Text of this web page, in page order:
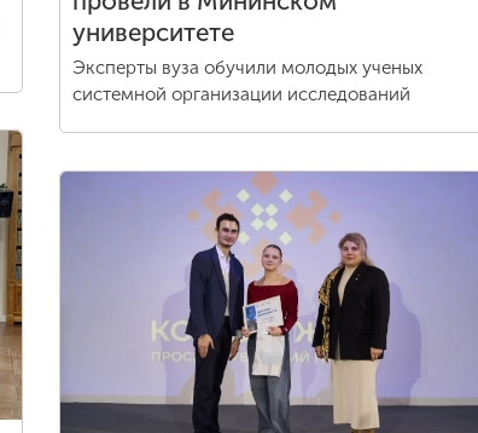
университете
Эксперты вуза обучили молодых ученых
системной организации исследований